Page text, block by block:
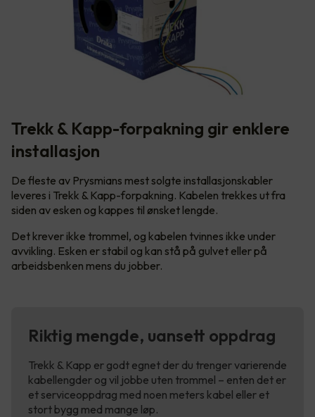
Trekk & Kapp-forpakning gir enklere
installasjon
De fleste av Prysmians mest solgte installasjonskabler
leveres i Trekk & Kapp-forpakning. Kabelen trekkes ut fra
siden av esken og kappes til ønsket lengde.
Det krever ikke trommel, og kabelen tvinnes ikke under
avvikling. Esken er stabil og kan stå på gulvet eller på
arbeidsbenken mens du jobber.
Riktig mengde, uansett oppdrag
Trekk & Kapp er godt egnet der du trenger varierende
kabellengder og vil jobbe uten trommel – enten det er
et serviceoppdrag med noen meters kabel eller et
stort bygg med mange løp.